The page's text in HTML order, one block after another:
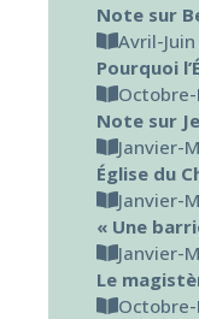
Note sur
Avril-
Pourquoi
Note sur
Janvier-
Église du
Janvier-
« Une
Janvier-
Le